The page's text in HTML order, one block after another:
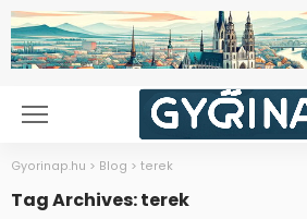
Gyorinap.hu > Blog > terek
Tag Archives: terek